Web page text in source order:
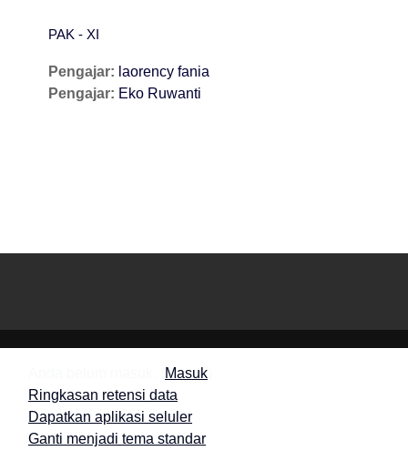
PAK - XI
Pengajar: laorency fania
Pengajar: Eko Ruwanti
Masuk
Ringkasan retensi data
Dapatkan aplikasi seluler
Ganti menjadi tema standar